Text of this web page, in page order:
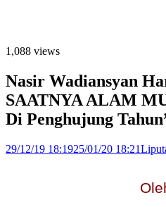
1,088 views
Nasir Wadiansyan
SAATNYA ALAM
Di Penghujung
29/12/19 18:1925/01/20 18:21